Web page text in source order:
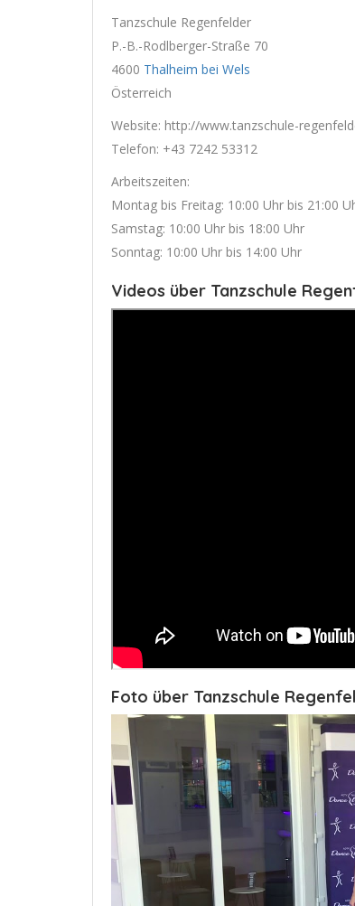
Tanzschule Regenfelder
P.-B.-Rodlberger-Straße 70
4600 Thalheim bei Wels
Österreich
Website: http://www.tanzschule-
Telefon: +43 7242 53312
Arbeitszeiten:
Montag bis Freitag: 10:00 Uhr bis 21:00
Samstag: 10:00 Uhr bis 18:00 Uhr
Sonntag: 10:00 Uhr bis 14:00 Uhr
Videos über Tanzschule
Foto über Tanzschule